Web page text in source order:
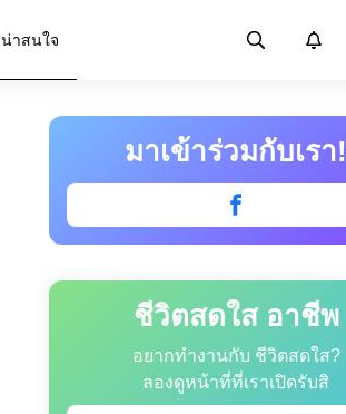
น่าสนใจ
มาเข้าร่วมกับเรา!
ชีวิตสดใส อาชีพ
อยากทำงานกับ ชีวิตสดใส?
ลองดูหน้าที่ที่เราเปิดรับสิ